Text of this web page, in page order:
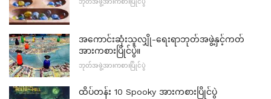
ဘုတ်အဖွဲ့အားကစားပြိုင်ပွဲ
အကောင်းဆုံးသူလျှို-ရေးရာဘုတ်အဖွဲ့နှင့်ကတ်
အားကစားပြိုင်ပွဲ။
ဘုတ်အဖွဲ့အားကစားပြိုင်ပွဲ
ထိပ်တန်း 10 Spooky အားကစားပြိုင်ပွဲ